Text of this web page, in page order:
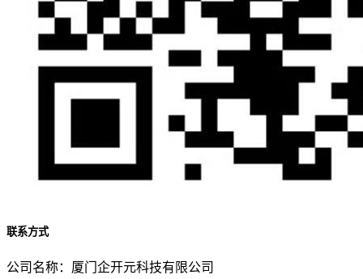
联系方式
公司名称：厦门企开元科技有限公司